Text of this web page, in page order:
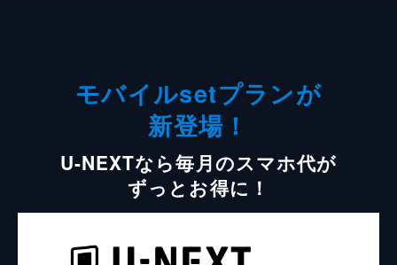
モバイルsetプランが
新登場！
U-NEXTなら毎月のスマホ代が
ずっとお得に！